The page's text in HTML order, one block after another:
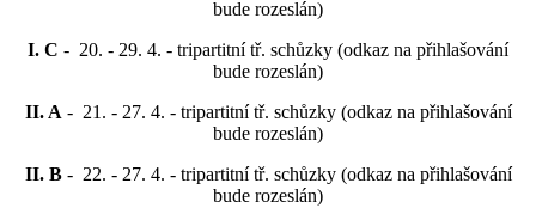
bude rozeslán)
I. C - 20. - 29. 4. - tripartitní tř. schůzky (odkaz na přihlašování
bude rozeslán)
II. A - 21. - 27. 4. - tripartitní tř. schůzky (odkaz na přihlašování
bude rozeslán)
II. B- 22. - 27. 4. - tripartitní tř. schůzky (odkaz na přihlašování
bude rozeslán)